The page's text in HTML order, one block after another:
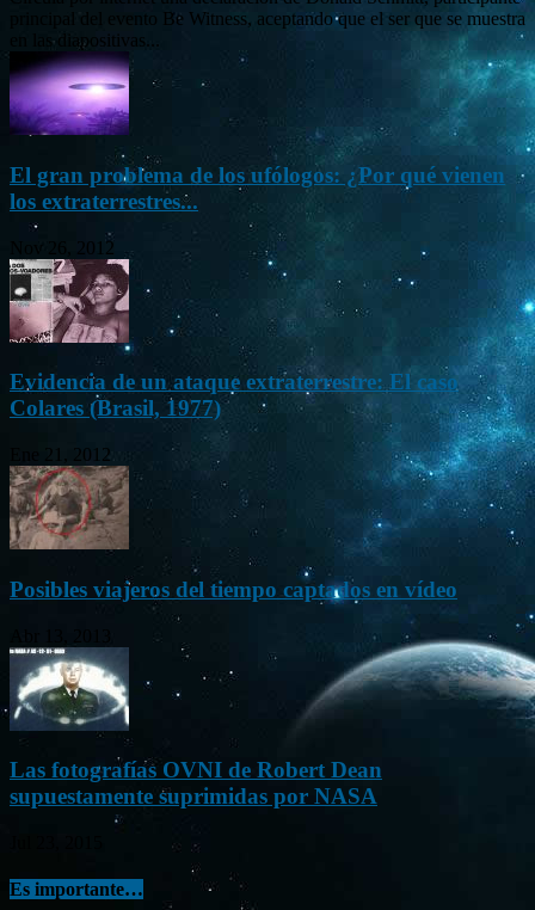
principal del evento Be Witness, aceptando que el ser que se muestra
en las diapositivas...
El gran problema de los ufólogos: ¿Por qué vienen
los extraterrestres...
Nov 26, 2012
Evidencia de un ataque extraterrestre: El caso
Colares (Brasil, 1977)
Ene 21, 2012
Posibles viajeros del tiempo captados en vídeo
Las fotografías OVNI de Robert Dean
supuestamente suprimidas por NASA
Es importante…